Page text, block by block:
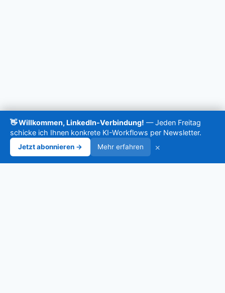
AGB
Datenschutzerklärung
👋 Willkommen, LinkedIn-Verbindung! — Jeden Freitag
schicke ich Ihnen konkrete KI-Workflows per Newsletter.
Jetzt abonnieren → Mehr erfahren ×